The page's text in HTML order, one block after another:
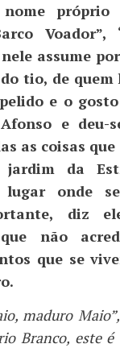
próprio
Voador”,
assume
tio, de
e o
e deu-
as coisas
jardim da
lugar onde
diz
não
que se
maduro
Branco, este